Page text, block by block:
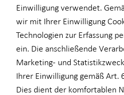
Über mich
Einwilligung verwendet.
wir mit Ihrer Einwilligung
Technologien zur Erfassung
ein. Die anschließende
Marketing- und
Ihrer Einwilligung gemäß Art.
Dies dient der komfortablen